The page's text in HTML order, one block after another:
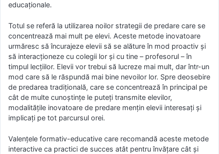
educaționale.
Totul se referă la utilizarea noilor strategii de predare care se
concentrează mai mult pe elevi. Aceste metode inovatoare
urmăresc să încurajeze elevii să se alăture în mod proactiv și
să interacționeze cu colegii lor și cu tine – profesorul – în
timpul lecțiilor. Elevii vor trebui să lucreze mai mult, dar într-un
mod care să le răspundă mai bine nevoilor lor. Spre deosebire
de predarea tradițională, care se concentrează în principal pe
cât de multe cunoștințe le puteți transmite elevilor,
modalitățile inovatoare de predare mențin elevii interesați și
implicați pe tot parcursul orei.
Valenţele formativ-educative care recomandă aceste metode
interactive ca practici de succes atât pentru învăţare cât şi